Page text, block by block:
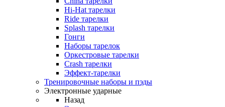
Hi-Hat тарелки
Ride тарелки
Splash тарелки
Гонги
Наборы тарелок
Оркестровые тарелки
Сrash тарелки
Эффект-тарелки
Тренировочные наборы и пэды
Электронные ударные
Назад